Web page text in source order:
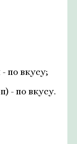
по вкусу;
- по вкусу.